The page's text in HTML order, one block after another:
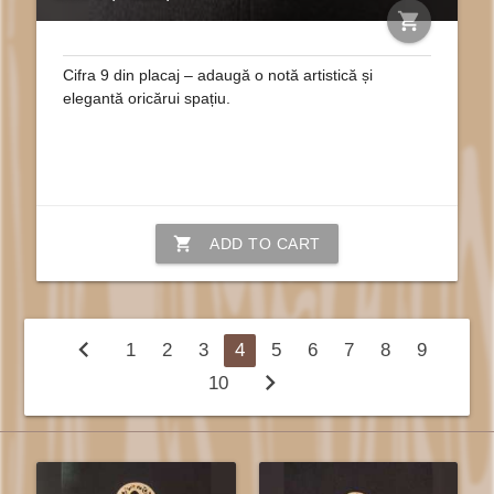
shopping_cart
Cifra 9 din placaj – adaugă o notă artistică și
elegantă oricărui spațiu.
shopping_cart ADD TO CART
chevron_left 1 2 3 4 5 6 7 8
9
10
chevron_right